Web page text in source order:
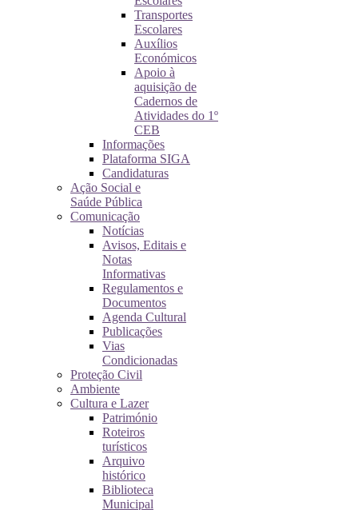
Transportes
Escolares
Auxílios
Económicos
Apoio à
aquisição de
Cadernos de
Atividades do 1º
CEB
Informações
Plataforma SIGA
Candidaturas
Ação Social e
Saúde Pública
Comunicação
Notícias
Avisos, Editais e
Notas
Informativas
Regulamentos e
Documentos
Agenda Cultural
Publicações
Vias
Condicionadas
Proteção Civil
Ambiente
Cultura e Lazer
Património
Roteiros
turísticos
Arquivo
histórico
Biblioteca
Municipal